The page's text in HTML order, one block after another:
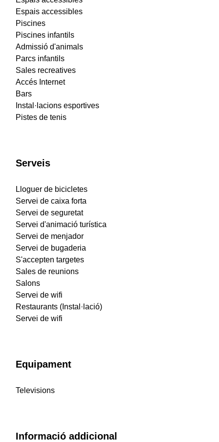
Espais accessibles
Piscines
Piscines infantils
Admissió d'animals
Parcs infantils
Sales recreatives
Accés Internet
Bars
Instal·lacions esportives
Pistes de tenis
Serveis
Lloguer de bicicletes
Servei de caixa forta
Servei de seguretat
Servei d'animació turística
Servei de menjador
Servei de bugaderia
S'accepten targetes
Sales de reunions
Salons
Servei de wifi
Restaurants (Instal·lació)
Servei de wifi
Equipament
Televisions
Informació addicional